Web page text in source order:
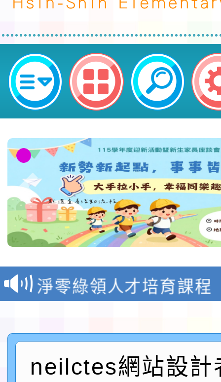
neilctes網站設計者：徐嘉裕
教育部校安中心白海豚
報
淨零綠領人才培育課程
及師生本土語及新住民
實施要點各1份
115年食農教育專業人
程
函轉國家通訊傳播委員
neilctes網站設計